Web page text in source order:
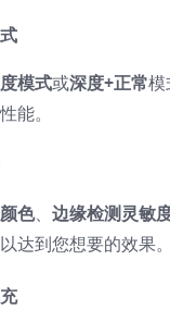
模式或深度+正常模
能。
颜色、 边缘检测灵敏
达到您想要的效果。